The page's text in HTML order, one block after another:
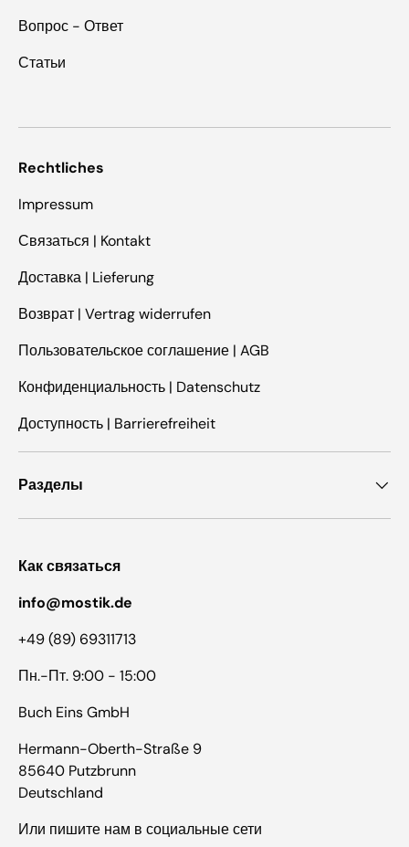
Вопрос - Ответ
Статьи
Rechtliches
Impressum
Связаться | Kontakt
Доставка | Lieferung
Возврат | Vertrag widerrufen
Пользовательское соглашение | AGB
Конфиденциальность | Datenschutz
Доступность | Barrierefreiheit
Разделы
Как связаться
info@mostik.de
+49 (89) 69311713
Пн.-Пт. 9:00 - 15:00
Buch Eins GmbH
Hermann-Oberth-Straße 9
85640 Putzbrunn
Deutschland
Или пишите нам в социальные сети